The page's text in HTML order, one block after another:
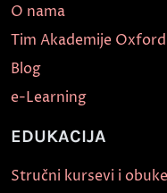
O nama
Tim Akademije Oxford
Blog
e-Learning
EDUKACIJA
Stručni kursevi i obuke